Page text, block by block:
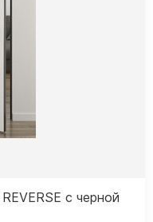
с черной